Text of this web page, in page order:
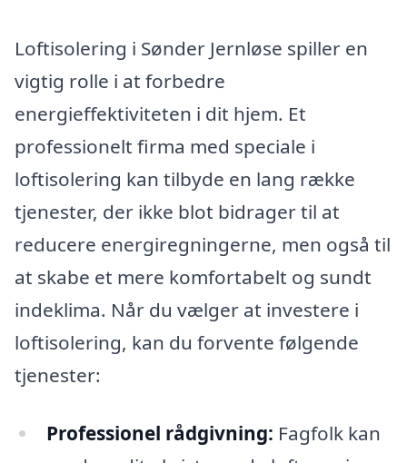
Loftisolering i Sønder Jernløse spiller en
vigtig rolle i at forbedre
energieffektiviteten i dit hjem. Et
professionelt firma med speciale i
loftisolering kan tilbyde en lang række
tjenester, der ikke blot bidrager til at
reducere energiregningerne, men også til
at skabe et mere komfortabelt og sundt
indeklima. Når du vælger at investere i
loftisolering, kan du forvente følgende
tjenester:
Professionel rådgivning: Fagfolk kan